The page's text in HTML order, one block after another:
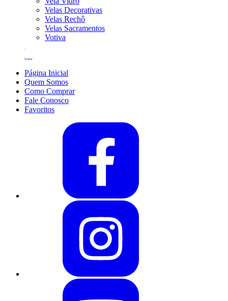
Velas Decorativas
Velas Rechô
Velas Sacramentos
Votiva
Página Inicial
Quem Somos
Como Comprar
Fale Conosco
Favoritos